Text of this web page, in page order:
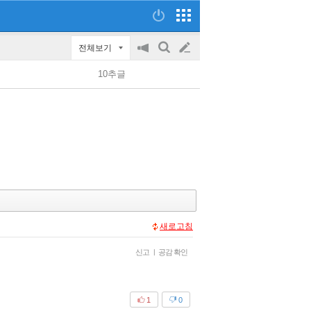
전체보기
공
on/off
검
글
쓰
10추글
새로고침
신고 | 공감 확인
0
1